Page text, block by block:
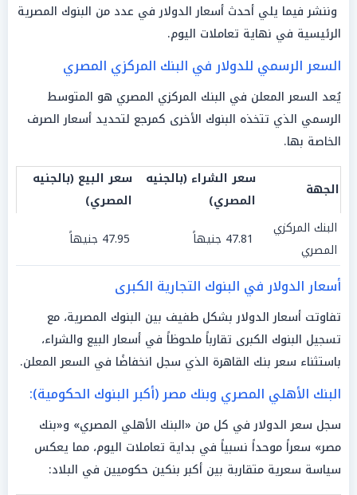
وننشر فيما يلي أحدث أسعار الدولار في عدد من البنوك المصرية
الرئيسية في نهاية تعاملات اليوم.
السعر الرسمي للدولار في البنك المركزي المصري
يُعد السعر المعلن في البنك المركزي المصري هو المتوسط
الرسمي الذي تتخذه البنوك الأخرى كمرجع لتحديد أسعار الصرف
الخاصة بها.
الجهة
سعر الشراء (بالجنيه
المصري)
سعر البيع (بالجنيه
المصري)
البنك المركزي
المصري
47.81 جنيهاً 47.95 جنيهاً
أسعار الدولار في البنوك التجارية الكبرى
تفاوتت أسعار الدولار بشكل طفيف بين البنوك المصرية، مع
تسجيل البنوك الكبرى تقارباً ملحوظاً في أسعار البيع والشراء،
باستثناء سعر بنك القاهرة الذي سجل انخفاضًا في السعر المعلن.
البنك الأهلي المصري وبنك مصر (أكبر البنوك الحكومية):
سجل سعر الدولار في كل من «البنك الأهلي المصري» و«بنك
مصر» سعراً موحداً نسبياً في بداية تعاملات اليوم، مما يعكس
سياسة سعرية متقاربة بين أكبر بنكين حكوميين في البلاد: